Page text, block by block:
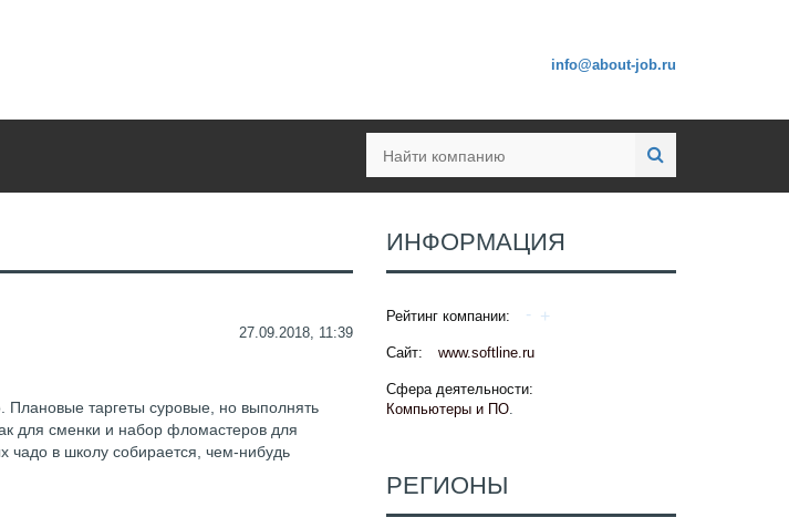
info@about-job.ru
27.09.2018, 11:39
Плановые таргеты суровые, но выполнять
для сменки и набор фломастеров для
чадо в школу собирается, чем-нибудь
ИНФОРМАЦИЯ
Рейтинг компании:
Сайт: www.softline.ru
Сфера деятельности:
Компьютеры и ПО.
РЕГИОНЫ